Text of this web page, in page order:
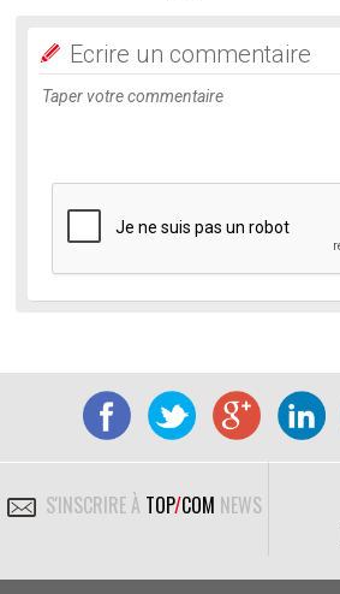
Ecrire un commentaire
S'INSCRIRE À TOP/COM NEWS